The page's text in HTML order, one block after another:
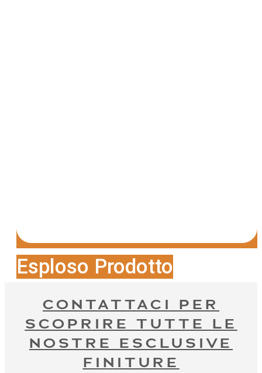
Esploso Prodotto
CONTATTACI PER
SCOPRIRE TUTTE LE
NOSTRE ESCLUSIVE
FINITURE